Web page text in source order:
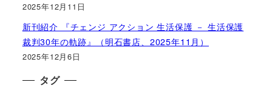
2025年12月11日
新刊紹介 『チェンジ アクション 生活保護 － 生活保護
裁判30年の軌跡』（明石書店、2025年11月）
2025年12月6日
タグ